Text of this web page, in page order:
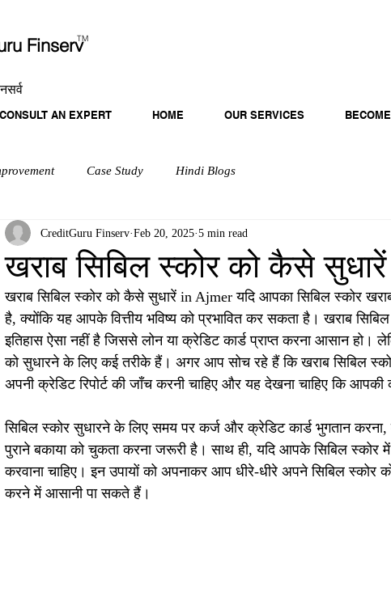
Finserv
TM
CONSULT AN EXPERT HOME OUR SERVICES
Case Study Hindi Blogs
खराब सिबिल स्कोर को कैसे
CreditGuru Finserv Feb 20, 2025 5 min read
खराब सिबिल स्कोर को कैसे सुधारें in Ajmer यदि आपका सिबिल स्कोर
है, क्योंकि यह आपके वित्तीय भविष्य को प्रभावित कर सकता है। खराब
इतिहास ऐसा नहीं है जिससे लोन या क्रेडिट कार्ड प्राप्त करना आसान हो।
को सुधारने के लिए कई तरीके हैं। अगर आप सोच रहे हैं कि खराब सिबिल
अपनी क्रेडिट रिपोर्ट की जाँच करनी चाहिए और यह देखना चाहिए कि
सिबिल स्कोर सुधारने के लिए समय पर कर्ज और क्रेडिट कार्ड भुगतान
पुराने बकाया को चुकता करना जरूरी है। साथ ही, यदि आपके सिबिल स्कोर
करवाना चाहिए। इन उपायों को अपनाकर आप धीरे-धीरे अपने सिबिल स्कोर
करने में आसानी पा सकते हैं।